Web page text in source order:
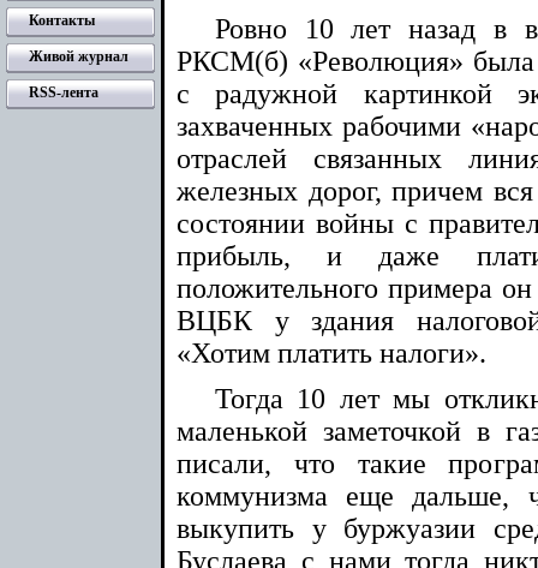
Ровно 10 лет назад в
РКСМ(б) «Революция» была
с радужной картинкой
захваченных рабочими
отраслей связанных
железных дорог, причем
состоянии войны с
прибыль, и даже
положительного примера
ВЦБК у здания
«Хотим платить налоги».
Тогда 10 лет мы
маленькой заметочкой в
писали, что такие
коммунизма еще дальше,
выкупить у буржуазии
Буслаева с нами тогда
Контакты
Живой журнал
RSS-лента